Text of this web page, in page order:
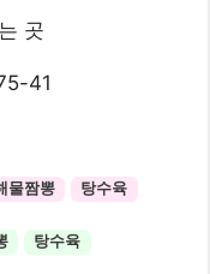
곳
41
물짬뽕 탕수육
탕수육